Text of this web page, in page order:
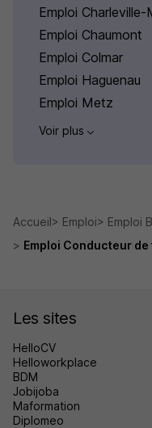
Emploi Charleville-
Emploi Chaumont
Emploi Colmar
Emploi Haguenau
Emploi Metz
Voir plus
Accueil Emploi Emploi
Emploi Conducteur
Les sites
HelloCV
Helloworkplace
BDM
Jobijoba
Maformation
Diplomeo